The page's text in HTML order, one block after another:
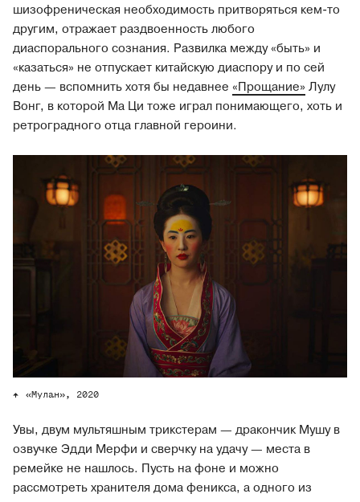
шизофреническая необходимость притворяться кем-то
другим, отражает раздвоенность любого
диаспорального сознания. Развилка между «быть» и
«казаться» не отпускает китайскую диаспору и по сей
день — вспомнить хотя бы недавнее «Прощание» Лулу
Вонг, в которой Ма Ци тоже играл понимающего, хоть и
ретроградного отца главной героини.
«Мулан», 2020
Увы, двум мультяшным трикстерам — дракончик Мушу в
озвучке Эдди Мерфи и сверчку на удачу — места в
ремейке не нашлось. Пусть на фоне и можно
рассмотреть хранителя дома феникса, а одного из